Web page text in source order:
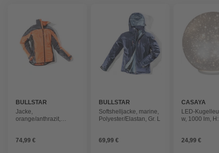
BULLSTAR
Jacke,
orange/anthrazit,
74,99 €
BULLSTAR
Softshelljacke, marine,
Polyester/Elastan, Gr. L
69,99 €
CASAYA
LED-
w, 1000 lm,
24,99 €